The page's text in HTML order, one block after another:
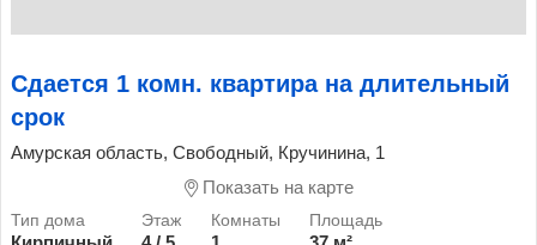
Сдается 1 комн. квартира на длительный
срок
Амурская область, Свободный, Кручинина, 1
Показать на карте